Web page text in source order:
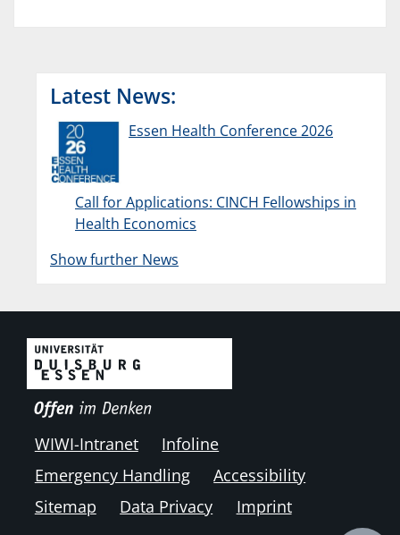
Latest News:
Essen Health Conference 2026
Call for Applications: CINCH Fellowships in
Health Economics
Show further News
WIWI-Intranet
Infoline
Emergency Handling
Accessibility
Sitemap
Data Privacy Imprint